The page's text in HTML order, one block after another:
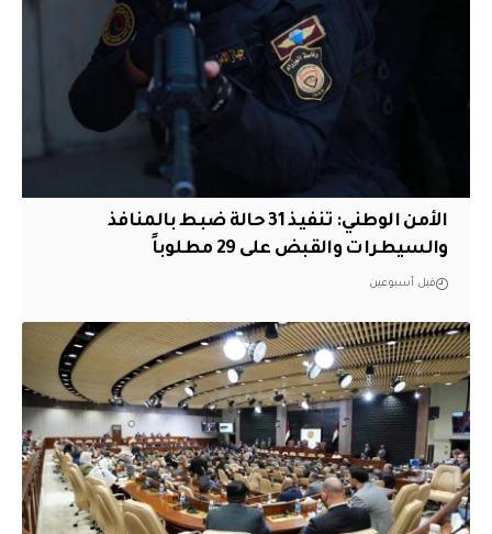
الأمن الوطني: تنفيذ 31 حالة ضبط بالمنافذ
والسيطرات والقبض على 29 مطلوباً
قبل أسبوعين